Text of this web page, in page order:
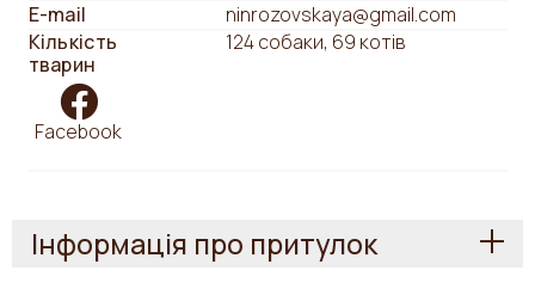
E-mail
ninrozovskaya@gmail.com
Кількість
тварин
124 собаки, 69 котів
Facebook
Інформація про притулок